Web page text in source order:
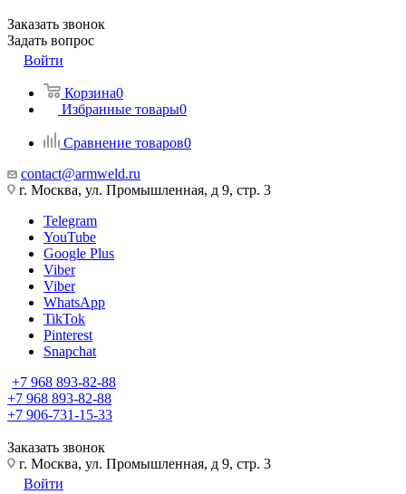
Заказать звонок
Задать вопрос
Войти
Корзина0
Избранные товары0
Сравнение товаров0
contact@armweld.ru
г. Москва, ул. Промышленная, д 9, стр. 3
Telegram
YouTube
Google Plus
Viber
Viber
WhatsApp
TikTok
Pinterest
Snapchat
+7 968 893-82-88
+7 968 893-82-88
+7 906-731-15-33
Заказать звонок
г. Москва, ул. Промышленная, д 9, стр. 3
Войти